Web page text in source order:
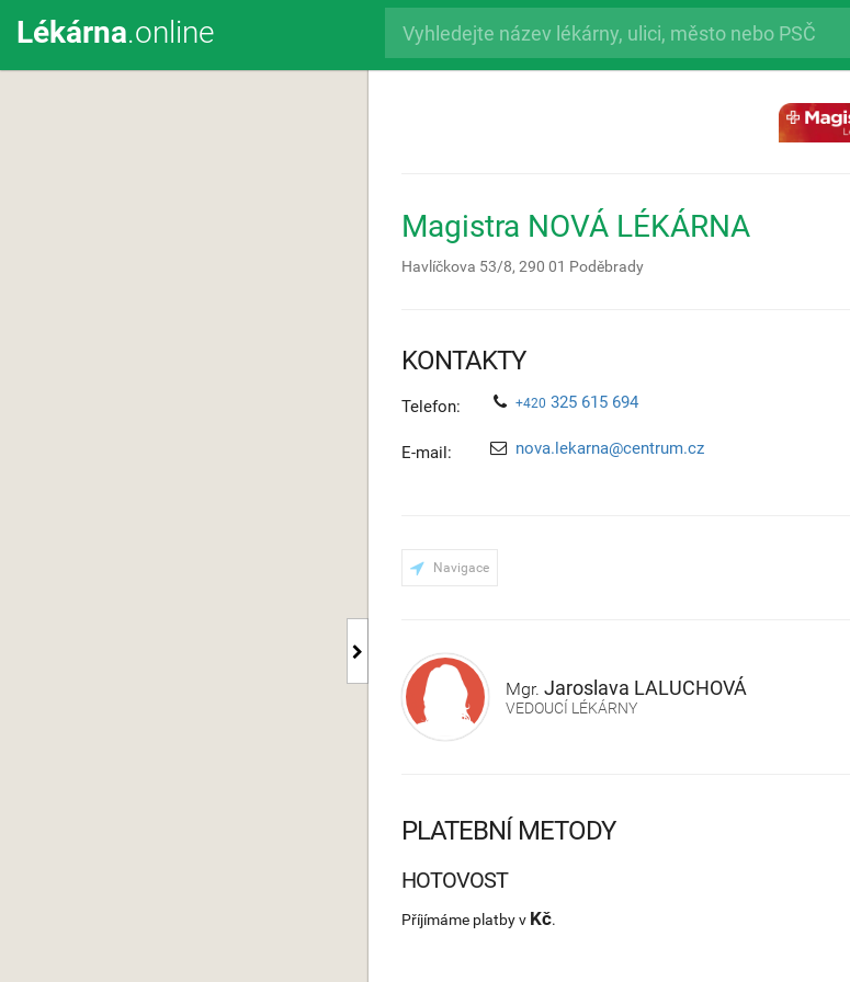
Lékárna.online
Magistra NOVÁ LÉKÁRNA
Havlíčkova 53/8, 290 01 Poděbrady
KONTAKTY
Telefon: +420 325 615 694
E-mail: nova.lekarna@centrum.cz
Navigace
Mgr. Jaroslava LALUCHOVÁ
VEDOUCÍ LÉKÁRNY
PLATEBNÍ METODY
HOTOVOST
Příjímáme platby v Kč.